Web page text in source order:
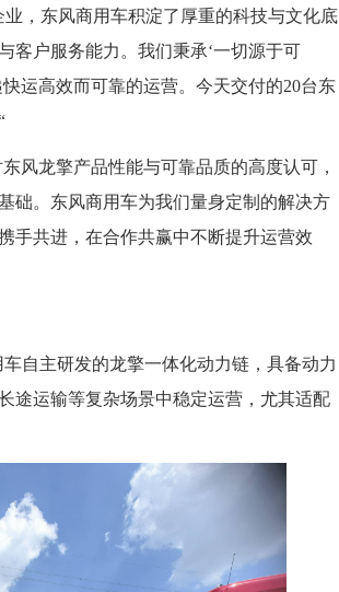
，东风商用车积淀了厚重的科技与文化底
客户服务能力。我们秉承‘一切源于可
运高效而可靠的运营。今天交付的20台东
风龙擎产品性能与可靠品质的高度认可，
础。东风商用车为我们量身定制的解决方
手共进，在合作共赢中不断提升运营效
自主研发的龙擎一体化动力链，具备动力
途运输等复杂场景中稳定运营，尤其适配